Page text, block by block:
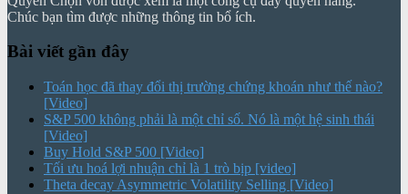
Chúc bạn tìm được những thông tin bổ ích.
Bài viết gần đây
Toán học đã thay đổi thị trường chứng khoán như thế nào?
[Video]
S&P 500 không phải là một chỉ số. Nó là một hệ sinh thái
[Video]
Buy Hold S&P 500 [Video]
Tối ưu hoá lợi nhuận chỉ là 1 trò bịp [video]
Theta decay Asymmetric Volatility Selling [Video]